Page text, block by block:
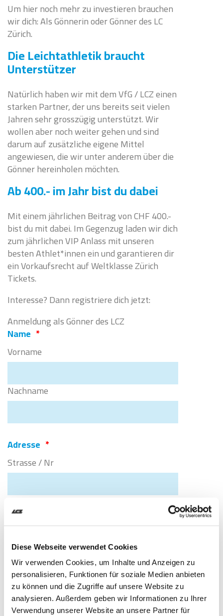
Diese Webseite verwendet Cookies
Wir verwenden Cookies, um Inhalte und Anzeigen zu
personalisieren, Funktionen für soziale Medien anbieten
zu können und die Zugriffe auf unsere Website zu
analysieren. Außerdem geben wir Informationen zu Ihrer
Verwendung unserer Website an unsere Partner für
Um hier noch mehr zu investieren brauchen
wir dich: Als Gönnerin oder Gönner des LC
Zürich.
Die Leichtathletik braucht
Unterstützer
Natürlich haben wir mit dem VfG / LCZ einen
starken Partner, der uns bereits seit vielen
Jahren sehr grosszügig unterstützt. Wir
wollen aber noch weiter gehen und sind
darum auf zusätzliche eigene Mittel
angewiesen, die wir unter anderem über die
Gönner hereinholen möchten.
Ab 400.- im Jahr bist du dabei
Mit einem jährlichen Beitrag von CHF 400.-
bist du mit dabei. Im Gegenzug laden wir dich
zum jährlichen VIP Anlass mit unseren
besten Athlet*innen ein und garantieren dir
ein Vorkaufsrecht auf Weltklasse Zürich
Tickets.
Interesse? Dann registriere dich jetzt:
Anmeldung als Gönner des LCZ
Name *
Vorname
Nachname
Adresse *
Strasse / Nr
PLZ
Land